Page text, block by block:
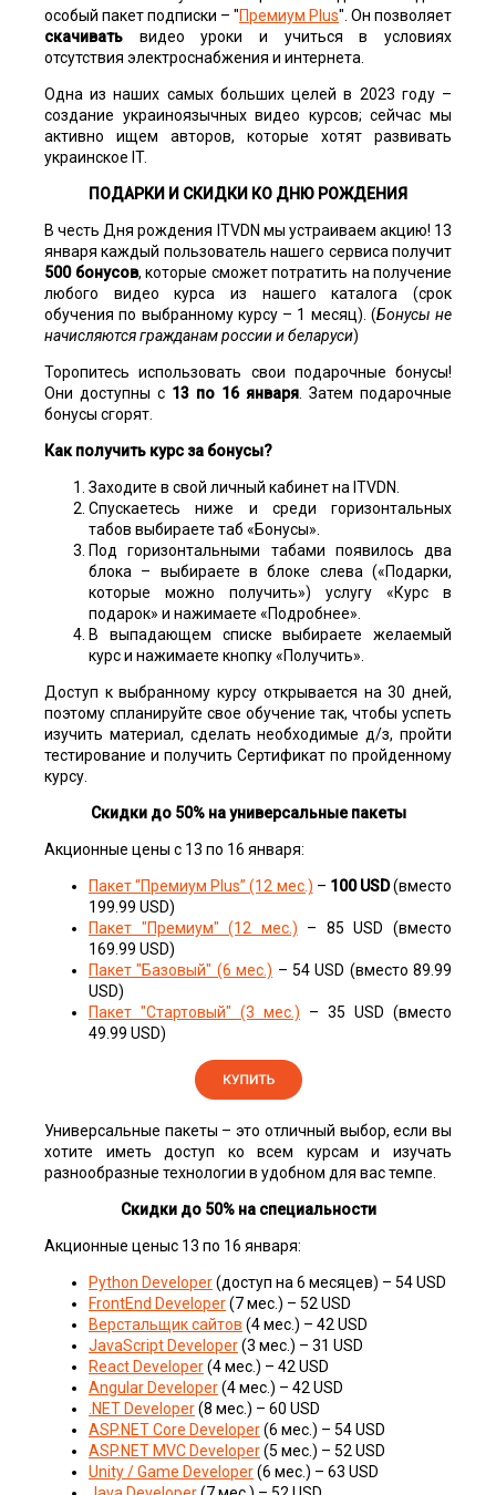
особый пакет подписки – "Премиум Plus". Он позволяет
скачивать видео уроки и учиться в условиях
отсутствия электроснабжения и интернета.
Одна из наших самых больших целей в 2023 году –
создание украиноязычных видео курсов; сейчас мы
активно ищем авторов, которые хотят развивать
украинское IT.
ПОДАРКИ И СКИДКИ КО ДНЮ РОЖДЕНИЯ
В честь Дня рождения ITVDN мы устраиваем акцию! 13
января каждый пользователь нашего сервиса получит
500 бонусов, которые сможет потратить на получение
любого видео курса из нашего каталога (срок
обучения по выбранному курсу – 1 месяц). (Бонусы не
начисляются гражданам россии и беларуси)
Торопитесь использовать свои подарочные бонусы!
Они доступны с 13 по 16 января . Затем подарочные
бонусы сгорят.
Как получить курс за бонусы?
Заходите в свой личный кабинет на ITVDN.
Спускаетесь ниже и среди горизонтальных
табов выбираете таб «Бонусы».
Под горизонтальными табами появилось два
блока – выбираете в блоке слева («Подарки,
которые можно получить») услугу «Курс в
подарок» и нажимаете «Подробнее».
В выпадающем списке выбираете желаемый
курс и нажимаете кнопку «Получить».
Доступ к выбранному курсу открывается на 30 дней,
поэтому спланируйте свое обучение так, чтобы успеть
изучить материал, сделать необходимые д/з, пройти
тестирование и получить Сертификат по пройденному
курсу.
Скидки до 50% на универсальные пакеты
Акционные цены с 13 по 16 января:
Пакет “Премиум Plus” (12 мес.) – 100 USD(вместо
199.99 USD)
Пакет "Премиум" (12 мес.) – 85 USD (вместо
169.99 USD)
Пакет "Базовый" (6 мес.) – 54 USD (вместо 89.99
USD)
Пакет "Стартовый" (3 мес.) – 35 USD (вместо
49.99 USD)
Универсальные пакеты – это отличный выбор, если вы
хотите иметь доступ ко всем курсам и изучать
разнообразные технологии в удобном для вас темпе.
Скидки до 50% на специальности
Акционные ценыс 13 по 16 января:
Python Developer(доступ на 6 месяцев) – 54 USD
FrontEnd Developer(7 мес.) – 52 USD
Верстальщик сайтов (4 мес.) – 42 USD
JavaScript Developer(3 мес.) – 31 USD
React Developer(4 мес.) – 42 USD
Angular Developer(4 мес.) – 42 USD
.NET Developer(8 мес.) – 60 USD
ASP.NET Core Developer(6 мес.) – 54 USD
ASP.NET MVC Developer(5 мес.) – 52 USD
Unity / Game Developer(6 мес.) – 63 USD